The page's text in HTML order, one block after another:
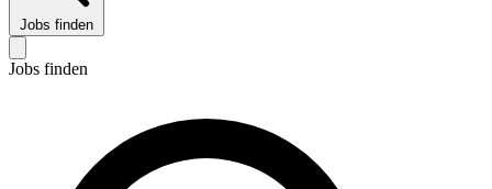
Jobs finden
Jobs finden